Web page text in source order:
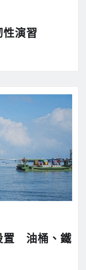
演習
置 油桶、鐵